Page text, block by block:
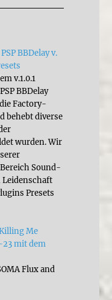
BBDelay v.
v.1.0.1
BBDelay
Factory-
behebt diverse
wurden. Wir
Sound-
Leidenschaft
Presets
Me
23 mit dem
Flux and